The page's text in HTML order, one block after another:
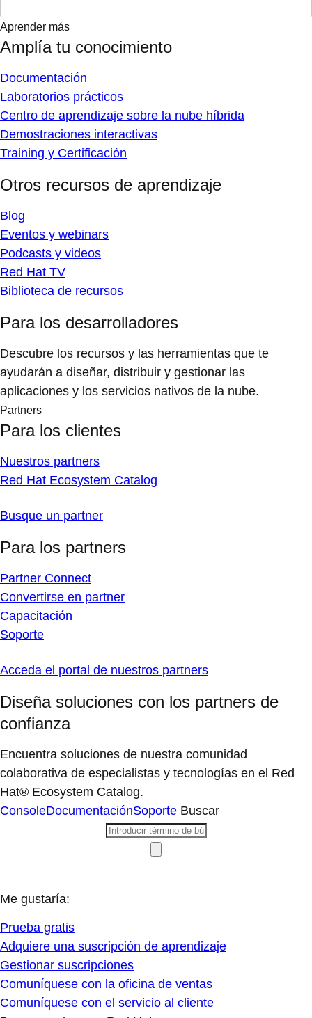
Aprender más
Amplía tu conocimiento
Documentación
Laboratorios prácticos
Centro de aprendizaje sobre la nube híbrida
Demostraciones interactivas
Training y Certificación
Otros recursos de aprendizaje
Blog
Eventos y webinars
Podcasts y videos
Red Hat TV
Biblioteca de recursos
Para los desarrolladores
Descubre los recursos y las herramientas que te
ayudarán a diseñar, distribuir y gestionar las
aplicaciones y los servicios nativos de la nube.
Partners
Para los clientes
Nuestros partners
Red Hat Ecosystem Catalog
Busque un partner
Para los partners
Partner Connect
Convertirse en partner
Capacitación
Soporte
Acceda el portal de nuestros partners
Diseña soluciones con los partners de
confianza
Encuentra soluciones de nuestra comunidad
colaborativa de especialistas y tecnologías en el Red
Hat® Ecosystem Catalog.
ConsoleDocumentaciónSoporte Buscar
Me gustaría:
Prueba gratis
Adquiere una suscripción de aprendizaje
Gestionar suscripciones
Comuníquese con la oficina de ventas
Comuníquese con el servicio al cliente